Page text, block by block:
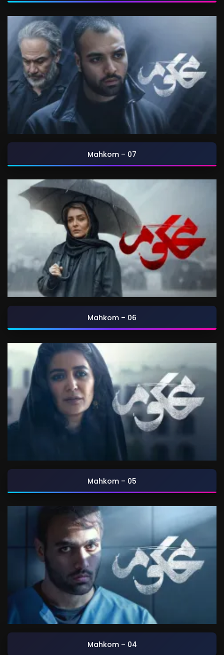
Mahkom – 07
Mahkom – 06
Mahkom – 05
Mahkom – 04